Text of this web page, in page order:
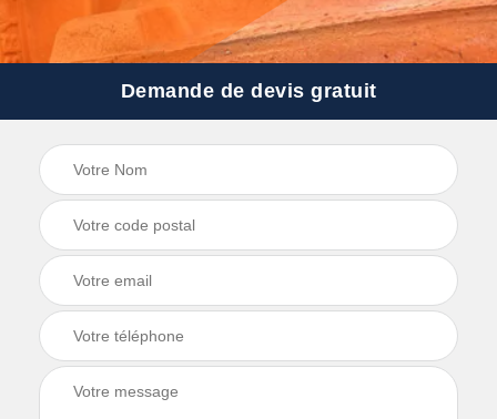
Demande de devis gratuit